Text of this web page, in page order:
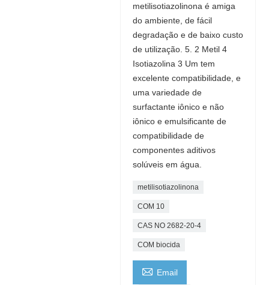
metilisotiazolinona é amiga
do ambiente, de fácil
degradação e de baixo custo
de utilização. 5. 2 Metil 4
Isotiazolina 3 Um tem
excelente compatibilidade, e
uma variedade de
surfactante iônico e não
iônico e emulsificante de
compatibilidade de
componentes aditivos
solúveis em água.
metilisotiazolinona
COM 10
CAS NO 2682-20-4
COM biocida
 Email